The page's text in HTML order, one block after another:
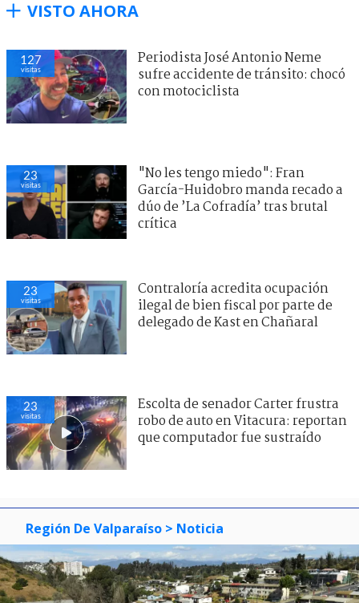
VISTO AHORA
127
visitas
Periodista José Antonio Neme
sufre accidente de tránsito: chocó
con motociclista
23
visitas
"No les tengo miedo": Fran
García-Huidobro manda recado a
dúo de ’La Cofradía’ tras brutal
crítica
23
visitas
Contraloría acredita ocupación
ilegal de bien fiscal por parte de
delegado de Kast en Chañaral
23
visitas
Escolta de senador Carter frustra
robo de auto en Vitacura: reportan
que computador fue sustraído
Región De Valparaíso > Noticia